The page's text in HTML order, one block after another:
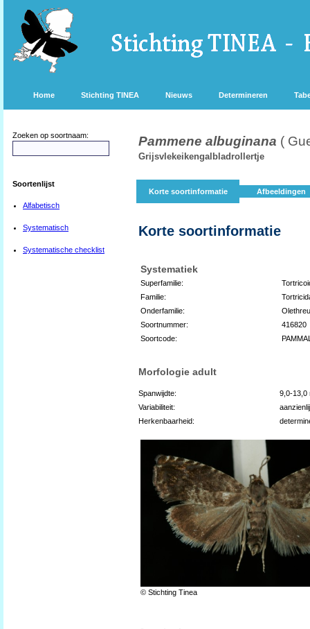
Home Stichting TINEA Nieuws Determineren
Zoeken op soortnaam:
Soortenlijst
Alfabetisch
Systematisch
Systematische checklist
Pammene albuginana (
Grijsvlekeikengalbladrollertje
Korte soortinformatie Afbeeldingen
Korte soortinformatie
Systematiek
Superfamilie:
Familie:
Onderfamilie:
Soortnummer:
416820
Soortcode:
Morfologie adult
Spanwijdte:
9,0-13,0
Variabiliteit:
Herkenbaarheid:
© Stichting Tinea